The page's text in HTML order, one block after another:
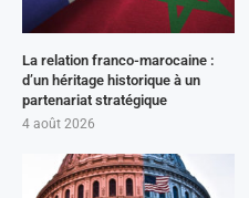
La relation franco-marocaine :
d’un héritage historique à un
partenariat stratégique
4 août 2026